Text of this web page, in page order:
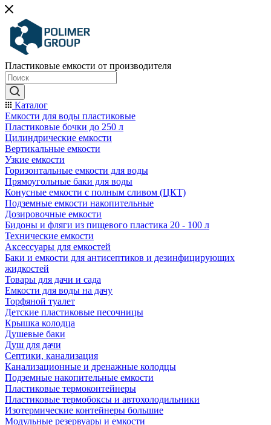
Пластиковые емкости от производителя
Каталог
Емкости для воды пластиковые
Пластиковые бочки до 250 л
Цилиндрические емкости
Вертикальные емкости
Узкие емкости
Горизонтальные емкости для воды
Прямоугольные баки для воды
Конусные емкости с полным сливом (ЦКТ)
Подземные емкости накопительные
Дозировочные емкости
Бидоны и фляги из пищевого пластика 20 - 100 л
Технические емкости
Аксессуары для емкостей
Баки и емкости для антисептиков и дезинфицирующих
жидкостей
Товары для дачи и сада
Емкости для воды на дачу
Торфяной туалет
Детские пластиковые песочницы
Крышка колодца
Душевые баки
Душ для дачи
Септики, канализация
Канализационные и дренажные колодцы
Подземные накопительные емкости
Пластиковые термоконтейнеры
Пластиковые термобоксы и автохолодильники
Изотермические контейнеры большие
Модульные резервуары и емкости